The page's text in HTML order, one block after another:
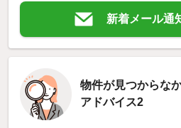
新着メール通
物件が見つからな
アドバイス2